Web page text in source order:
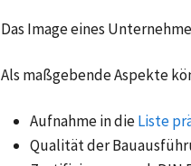
Das Image eines
Als maßgebende Aspekte
Aufnahme in dieListe
Qualität der